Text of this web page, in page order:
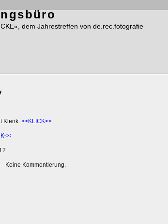
dem Jahrestreffen von de.rec.fotografie
Klenk: >>KLICK<<
Keine Kommentierung.